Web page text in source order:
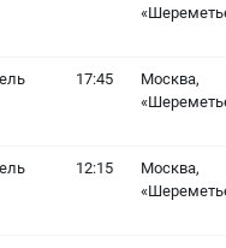
17:45
Москва,
12:15
Москва,